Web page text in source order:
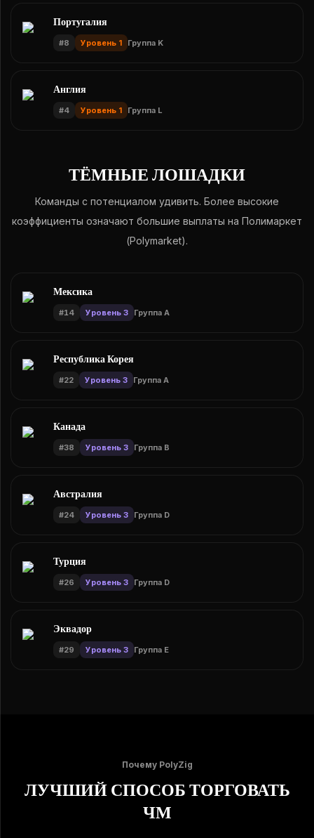
Португалия
#8 Уровень 1 Группа K
Англия
#4 Уровень 1 Группа L
ТЁМНЫЕ ЛОШАДКИ
Команды с потенциалом удивить. Более высокие
коэффициенты означают большие выплаты на Полимаркет
(Polymarket).
Мексика
#14 Уровень 3 Группа A
Республика Корея
#22 Уровень 3 Группа A
Канада
#38 Уровень 3 Группа B
Австралия
#24 Уровень 3 Группа D
Турция
#26 Уровень 3 Группа D
Эквадор
#29 Уровень 3 Группа E
Почему PolyZig
ЛУЧШИЙ СПОСОБ ТОРГОВАТЬ
ЧМ